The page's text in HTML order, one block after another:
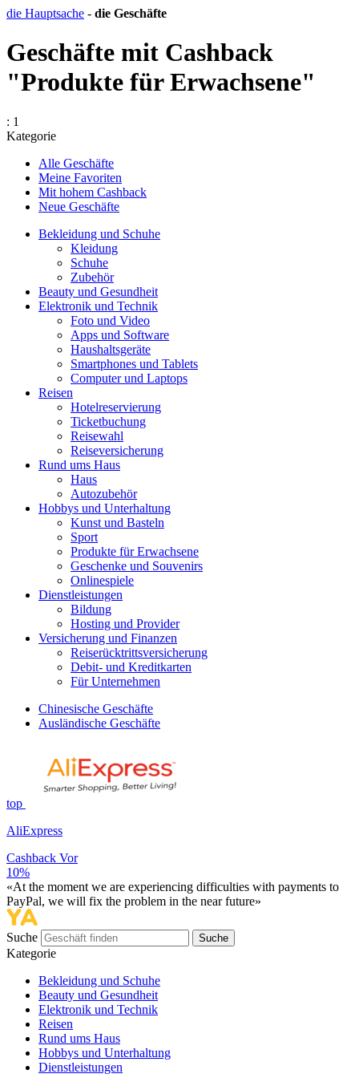
die Hauptsache - die Geschäfte
Geschäfte mit Cashback
"Produkte für Erwachsene"
: 1
Kategorie
Alle Geschäfte
Meine Favoriten
Mit hohem Cashback
Neue Geschäfte
Bekleidung und Schuhe
Kleidung
Schuhe
Zubehör
Beauty und Gesundheit
Elektronik und Technik
Foto und Video
Apps und Software
Haushaltsgeräte
Smartphones und Tablets
Computer und Laptops
Reisen
Hotelreservierung
Ticketbuchung
Reisewahl
Reiseversicherung
Rund ums Haus
Haus
Autozubehör
Hobbys und Unterhaltung
Kunst und Basteln
Sport
Produkte für Erwachsene
Geschenke und Souvenirs
Onlinespiele
Dienstleistungen
Bildung
Hosting und Provider
Versicherung und Finanzen
Reiserücktrittsversicherung
Debit- und Kreditkarten
Für Unternehmen
Chinesische Geschäfte
Ausländische Geschäfte
top
AliExpress
Cashback Vor
10%
«At the moment we are experiencing difficulties with payments to
PayPal, we will fix the problem in the near future»
Suche Suche
Kategorie
Bekleidung und Schuhe
Beauty und Gesundheit
Elektronik und Technik
Reisen
Rund ums Haus
Hobbys und Unterhaltung
Dienstleistungen